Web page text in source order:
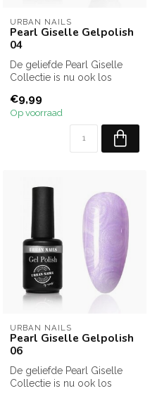
URBAN NAILS
Pearl Giselle Gelpolish
04
De geliefde Pearl Giselle
Collectie is nu ook los
€9,99
Op voorraad
URBAN NAILS
Pearl Giselle Gelpolish
06
De geliefde Pearl Giselle
Collectie is nu ook los